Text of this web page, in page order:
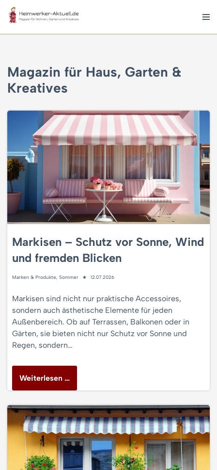
Zum
Inhalt
Magazin für Haus, Garten &
Kreatives
Markisen – Schutz vor Sonne, Wind
und fremden Blicken
Marken & Produkte, Sommer 12.07.2026
Markisen sind nicht nur praktische Accessoires,
sondern auch ästhetische Elemente für jeden
Außenbereich. Ob auf Terrassen, Balkonen oder in
Gärten, sie bieten nicht nur Schutz vor Sonne und
Regen, sondern…
Weiterlesen …